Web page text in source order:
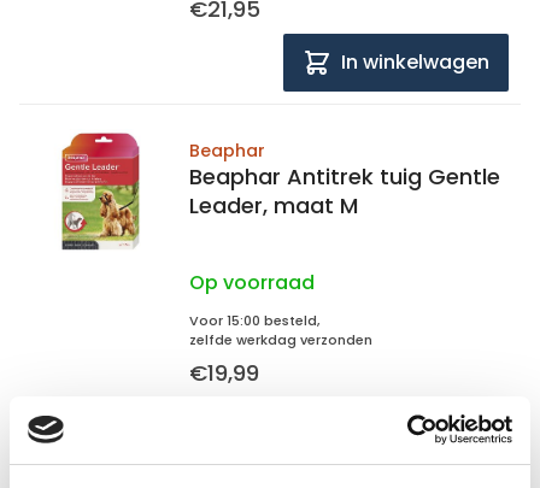
€21,95
In winkelwagen
Beaphar
Beaphar Antitrek tuig Gentle
Leader, maat M
Op voorraad
Voor 15:00 besteld,
zelfde werkdag verzonden
€19,99
In winkelwagen